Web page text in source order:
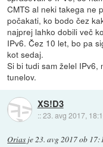
CMTS al neki takega ne
počakati, ko bodo čez
najprej lahko dobili več
IPv6. Čez 10 let, bo pa
kot sedaj.
Si bi tudi sam želel
tunelov.
XS!D3
::23. avg 2017,
Orias je23. avg 2017 ob